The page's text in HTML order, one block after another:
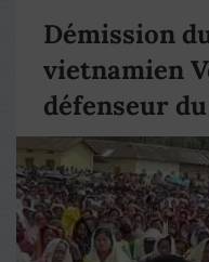
Démission
vietnamien
défenseur
pape